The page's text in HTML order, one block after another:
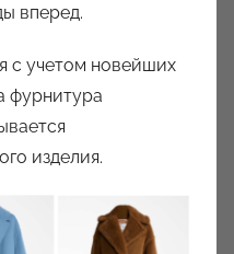
вперед.
с учетом новейших
фурнитура
изделия.